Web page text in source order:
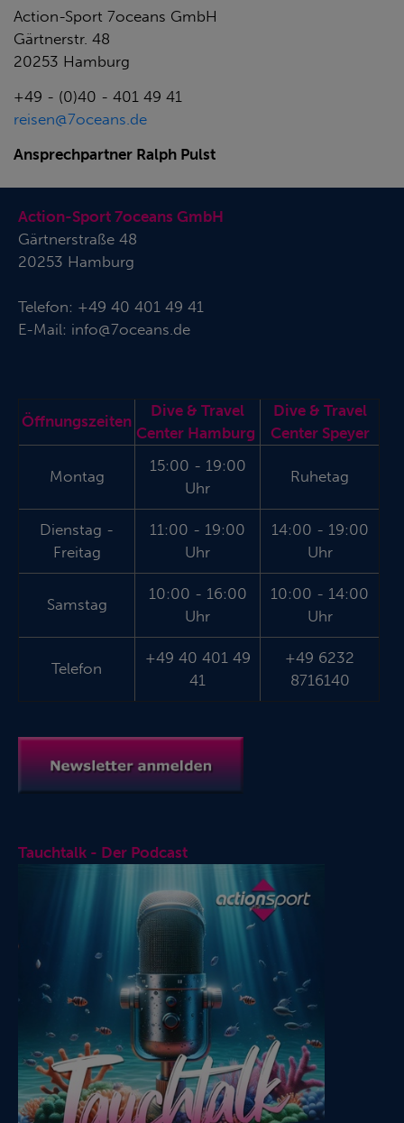
Action-Sport 7oceans GmbH
Gärtnerstr. 48
20253 Hamburg
+49 - (0)40 - 401 49 41
reisen@7oceans.de
Ansprechpartner Ralph Pulst
Action-Sport 7oceans GmbH
Gärtnerstraße 48
20253 Hamburg
Telefon: +49 40 401 49 41
E-Mail: info@7oceans.de
Öffnungszeiten
Dive & Travel
Center Hamburg
Dive & Travel
Center Speyer
Montag
15:00 - 19:00
Uhr
Ruhetag
Dienstag -
Freitag
11:00 - 19:00
Uhr
14:00 - 19:00
Uhr
Samstag
10:00 - 16:00
Uhr
10:00 - 14:00
Uhr
Telefon
+49 40 401 49
41
+49 6232
8716140
Tauchtalk - Der Podcast